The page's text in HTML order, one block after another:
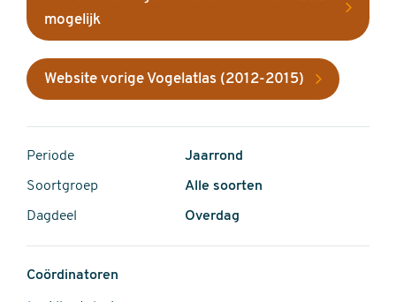
mogelijk
Website vorige Vogelatlas (2012-2015)
Periode Jaarrond
Soortgroep Alle soorten
Dagdeel Overdag
Coördinatoren